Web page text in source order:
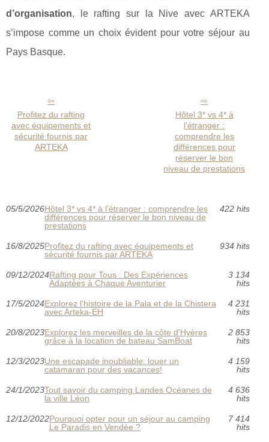
d’organisation, le rafting sur la Nive avec ARTEKA
s’impose comme un choix évident pour votre séjour au
Pays Basque.
Profitez du rafting
avec équipements et
sécurité fournis par
ARTEKA
Hôtel 3* vs 4* à
l’étranger :
comprendre les
différences pour
réserver le bon
niveau de prestations
05/5/2026Hôtel 3* vs 4* à l’étranger : comprendre les
différences pour réserver le bon niveau de
prestations
422 hits
16/8/2025Profitez du rafting avec équipements et
sécurité fournis par ARTEKA
934 hits
09/12/2024Rafting pour Tous : Des Expériences
Adaptées à Chaque Aventurier
3 134
hits
17/5/2024Explorez l'histoire de la Pala et de la Chistera
avec Arteka-EH
4 231
hits
20/8/2023Explorez les merveilles de la côte d'Hyères
grâce à la location de bateau SamBoat
2 853
hits
12/3/2023Une escapade inoubliable: louer un
catamaran pour des vacances!
4 159
hits
24/1/2023Tout savoir du camping Landes Océanes de
la ville Léon
4 636
hits
12/12/2022Pourquoi opter pour un séjour au camping
Le Paradis en Vendée ?
7 414
hits